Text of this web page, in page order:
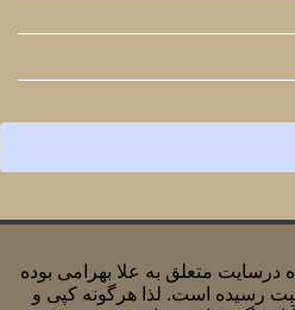
درسایت متعلق به علا بهرامی بوده
ثبت رسیده است. لذا هرگونه کپی و